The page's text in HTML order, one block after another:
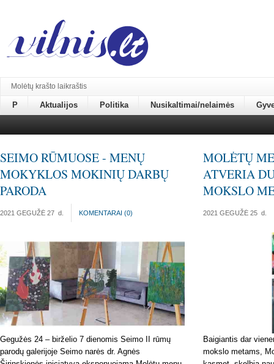
Molėtų krašto laikraštis
P Aktualijos Politika Nusikaltimai/nelaimės
SEIMO RŪMUOSE - MENŲ
MOKYKLOS MOKINIŲ DARBŲ
PARODA
2021 GEGUŽĖ 27 d. KOMENTARAI (0)
Gegužės 24 – birželio 7 dienomis Seimo II rūmų
parodų galerijoje Seimo narės dr. Agnės
MOLĖTŲ
ATVERIA
MOKSLO
2021 GEGUŽĖ 25 d.
Baigiantis dar
mokslo metams,